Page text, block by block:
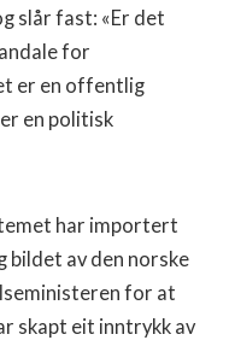
slår fast: «Er det
for
er en offentlig
en politisk
har importert
bildet av den norske
for at
skapt eit inntrykk av